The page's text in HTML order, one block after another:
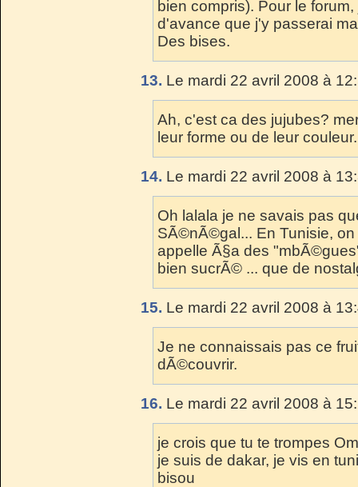
bien compris). Pour le
d'avance que j'y passerai
Des bises.
13. Le mardi 22 avril 2008 à
Ah, c'est ca des jujubes?
leur forme ou de leur couleur.
14. Le mardi 22 avril 2008 à
Oh lalala je ne savais pas
SÃ©nÃ©gal... En Tunisie,
appelle Ã§a des
bien sucrÃ© ... que de
15. Le mardi 22 avril 2008 à
Je ne connaissais pas ce
dÃ©couvrir.
16. Le mardi 22 avril 2008 à
je crois que tu te trompes
je suis de dakar, je vis en
bisou